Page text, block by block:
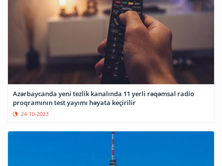
Azərbaycanda yeni tezlik kanalında 11 yerli rəqəmsal radio
proqramının test yayımı həyata keçirilir
24-10-2023